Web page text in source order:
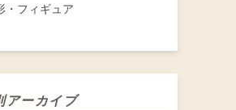
・フィギュア
アーカイブ